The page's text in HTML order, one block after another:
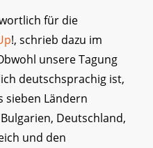
für die
!, schrieb dazu im
unsere Tagung
deutschsprachig ist,
sieben Ländern
Deutschland,
und den